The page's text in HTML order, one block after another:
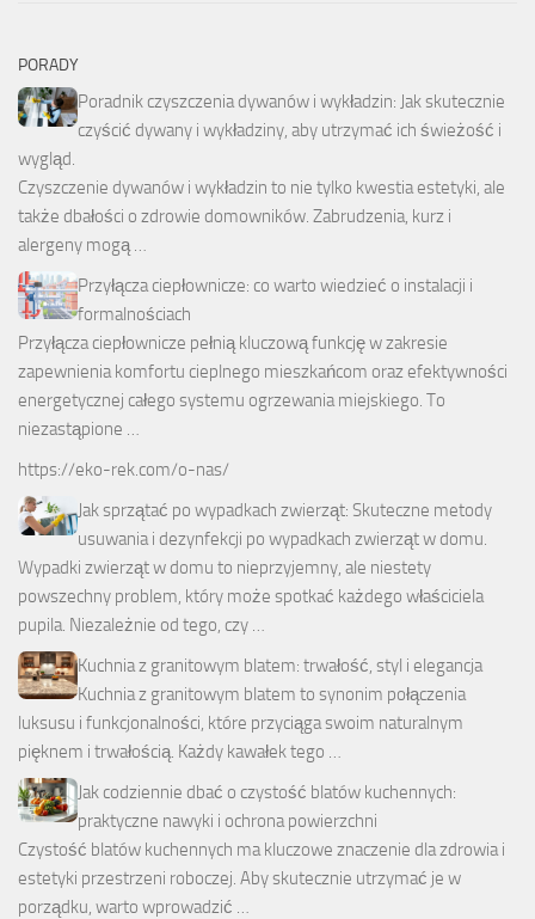
PORADY
Poradnik czyszczenia dywanów i wykładzin: Jak skutecznie
czyścić dywany i wykładziny, aby utrzymać ich świeżość i
wygląd.
Czyszczenie dywanów i wykładzin to nie tylko kwestia estetyki, ale
także dbałości o zdrowie domowników. Zabrudzenia, kurz i
alergeny mogą …
Przyłącza ciepłownicze: co warto wiedzieć o instalacji i
formalnościach
Przyłącza ciepłownicze pełnią kluczową funkcję w zakresie
zapewnienia komfortu cieplnego mieszkańcom oraz efektywności
energetycznej całego systemu ogrzewania miejskiego. To
niezastąpione …
https://eko-rek.com/o-nas/
Jak sprzątać po wypadkach zwierząt: Skuteczne metody
usuwania i dezynfekcji po wypadkach zwierząt w domu.
Wypadki zwierząt w domu to nieprzyjemny, ale niestety
powszechny problem, który może spotkać każdego właściciela
pupila. Niezależnie od tego, czy …
Kuchnia z granitowym blatem: trwałość, styl i elegancja
Kuchnia z granitowym blatem to synonim połączenia
luksusu i funkcjonalności, które przyciąga swoim naturalnym
pięknem i trwałością. Każdy kawałek tego …
Jak codziennie dbać o czystość blatów kuchennych:
praktyczne nawyki i ochrona powierzchni
Czystość blatów kuchennych ma kluczowe znaczenie dla zdrowia i
estetyki przestrzeni roboczej. Aby skutecznie utrzymać je w
porządku, warto wprowadzić …